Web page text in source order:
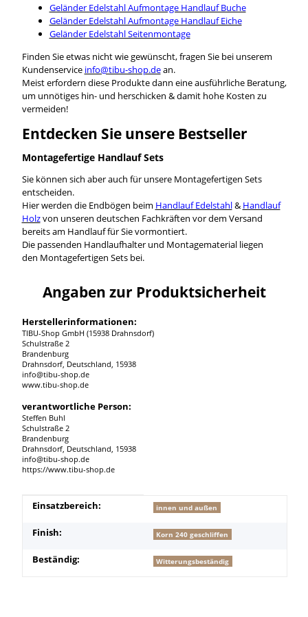
Geländer Edelstahl Aufmontage Handlauf Buche
Geländer Edelstahl Aufmontage Handlauf Eiche
Geländer Edelstahl Seitenmontage
Finden Sie etwas nicht wie gewünscht, fragen Sie bei unserem
Kundenservice info@tibu-shop.dean.
Meist erfordern diese Produkte dann eine ausführliche Beratung,
um unnötiges hin- und herschicken & damit hohe Kosten zu
vermeiden!
Entdecken Sie unsere Bestseller
Montagefertige Handlauf Sets
Sie können sich aber auch für unsere Montagefertigen Sets
entscheiden.
Hier werden die Endbögen beim Handlauf Edelstahl& Handlauf
Holzvon unseren deutschen Fachkräften vor dem Versand
bereits am Handlauf für Sie vormontiert.
Die passenden Handlaufhalter und Montagematerial liegen
den Montagefertigen Sets bei.
Angaben zur Produktsicherheit
Herstellerinformationen:
TIBU-Shop GmbH (15938 Drahnsdorf)
Schulstraße 2
Brandenburg
Drahnsdorf, Deutschland, 15938
info@tibu-shop.de
www.tibu-shop.de
verantwortliche Person:
Steffen Buhl
Schulstraße 2
Brandenburg
Drahnsdorf, Deutschland, 15938
info@tibu-shop.de
https://www.tibu-shop.de
Produkteigenschaft
Wert
Einsatzbereich: innen und außen
Finish: Korn 240 geschliffen
Beständig: Witterungsbeständig